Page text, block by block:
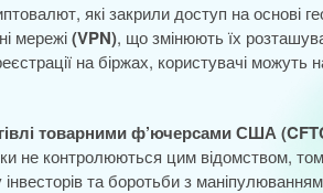
які закрили доступ на основі
мережі(VPN), що змінюють їх
на біржах, користувачі можуть
товарними ф’ючерсами США
не контролюються цим відомством,
та боротьби з